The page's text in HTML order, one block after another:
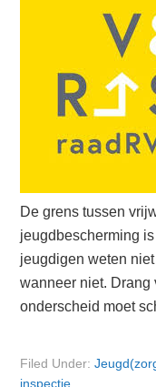
De grens tussen
jeugdbescherming
jeugdigen weten
wanneer niet. Drang
onderscheid moet
Filed Under:
inspectie